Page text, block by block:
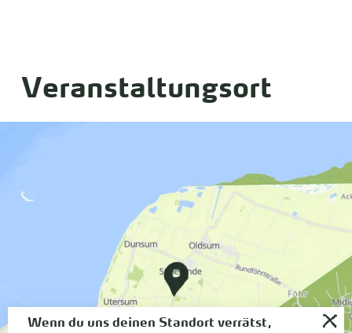
Veranstaltungsort
Wenn du uns deinen Standort verrätst,